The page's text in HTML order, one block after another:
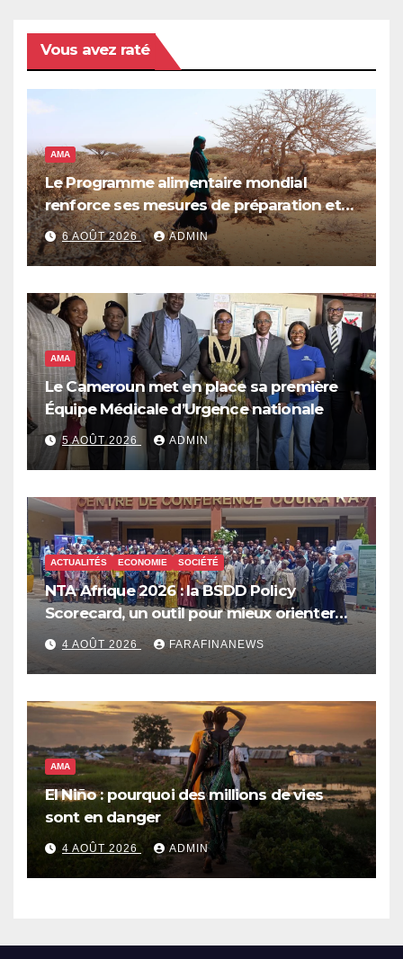
Vous avez raté
AMA
Le Programme alimentaire mondial
renforce ses mesures de préparation et
de réponse face à la menace d’El Niño,
qui pourrait plonger des dizaines de
millions de personnes dans l’insécurité
alimentaire aiguë
6 AOÛT 2026 ADMIN
AMA
Le Cameroun met en place sa première
Équipe Médicale d’Urgence nationale
5 AOÛT 2026 ADMIN
ACTUALITÉS ECONOMIE SOCIÉTÉ
NTA Afrique 2026 : la BSDD Policy
Scorecard, un outil pour mieux orienter
les dépenses publiques
4 AOÛT 2026 FARAFINANEWS
AMA
El Niño : pourquoi des millions de vies
sont en danger
4 AOÛT 2026 ADMIN